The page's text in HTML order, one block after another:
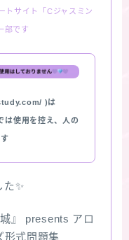
トサイト「Cジャスミン
部です
)は
は使用を控え、人の
た✨
』 presents アロ
形式問題集